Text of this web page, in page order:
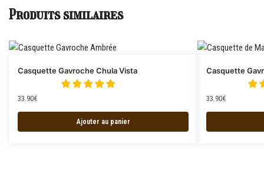
Produits similaires
Casquette Gavroche Chula Vista
33.90€
Ajouter au panier
Casquette
33.90€